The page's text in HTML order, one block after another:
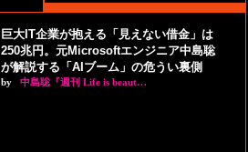
巨大IT企業が抱える「見えない借金」は
250兆円。元Microsoftエンジニア中島聡
が解説する「AIブーム」の危うい裏側
by 中島聡『週刊 Life is beaut…